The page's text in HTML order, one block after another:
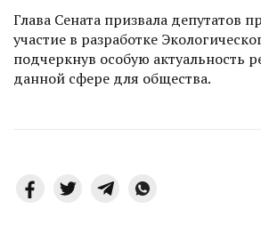
Глава Сената призвала депутатов
участие в разработке
подчеркнув особую актуальность
данной сфере для общества.